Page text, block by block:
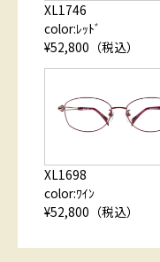
XL1746
color:ﾚｯﾄﾞ
¥52,800（税込）
XL1698
color:ﾜｲﾝ
¥52,800（税込）